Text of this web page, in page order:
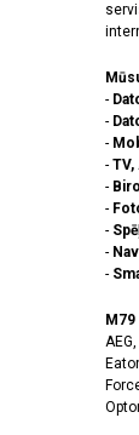
-
-
-
-
-
-
-
-
-